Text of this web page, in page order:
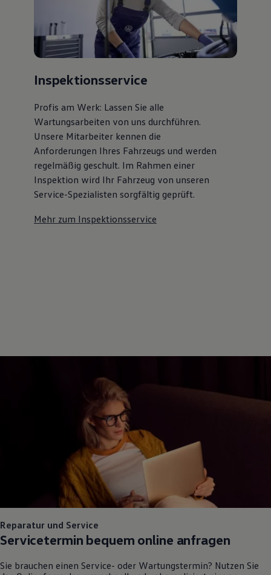
Inspektionsservice
Profis am Werk: Lassen Sie alle
Wartungsarbeiten von uns durchführen.
Unsere Mitarbeiter kennen die
Anforderungen Ihres Fahrzeugs und werden
regelmäßig geschult. Im Rahmen einer
Inspektion wird Ihr Fahrzeug von unseren
Service-Spezialisten sorgfältig geprüft.
Mehr zum Inspektionsservice
Reparatur und Service
Servicetermin bequem online anfragen
Sie brauchen einen Service- oder Wartungstermin? Nutzen Sie